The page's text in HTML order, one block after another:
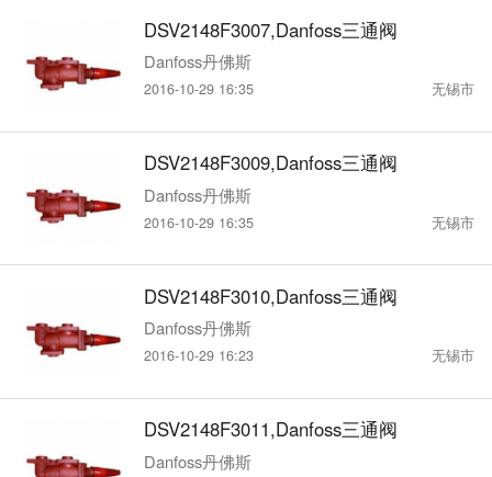
DSV2148F3007,Danfoss三通阀
Danfoss丹佛斯
2016-10-29 16:35 无锡市
DSV2148F3009,Danfoss三通阀
Danfoss丹佛斯
2016-10-29 16:35 无锡市
DSV2148F3010,Danfoss三通阀
Danfoss丹佛斯
2016-10-29 16:23 无锡市
DSV2148F3011,Danfoss三通阀
Danfoss丹佛斯